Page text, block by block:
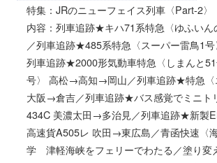
特集：JRのニューフェイス列車〈Part-2〉
内容：列車追跡★キハ71系特急〈ゆふい
／列車追跡★485系特急〈スーパー雷鳥1
列車追跡★2000形気動車特急〈しまんと
号〉 高松→高知→岡山／列車追跡★特急〈
大阪→倉吉／列車追跡★バス感覚でミニ
434C 美濃太田→多治見／列車追跡★新製
高速貨A505レ 吹田→東広島／青函快速〈
学 津軽海峡をフェリーでわたる／塗り変